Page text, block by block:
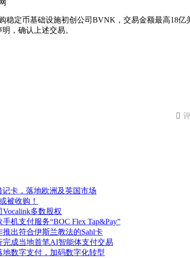
稳定币基础设施初创公司BVNK，交易金额最高18
，确认上述交易。

卡，落地欧洲及英国市场
被收购！
多数股权
机支付服务“BOC Flex Tap&Pay”
出符合伊斯兰教法的Sahl卡
成当地首笔AI智能体支付交易
数字支付，加码数字化转型